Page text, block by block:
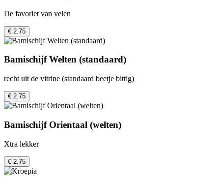
De favoriet van velen
€ 2.75
Bamischijf Welten (standaard)
recht uit de vitrine (standaard beetje bittig)
€ 2.75
Bamischijf Orientaal (welten)
Xtra lekker
€ 2.75